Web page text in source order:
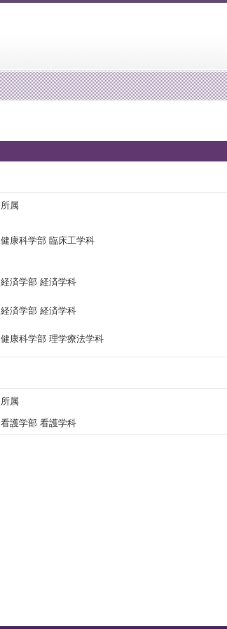
所属
健康科学部 臨床工学科
経済学部 経済学科
経済学部 経済学科
健康科学部 理学療法学科
所属
看護学部 看護学科